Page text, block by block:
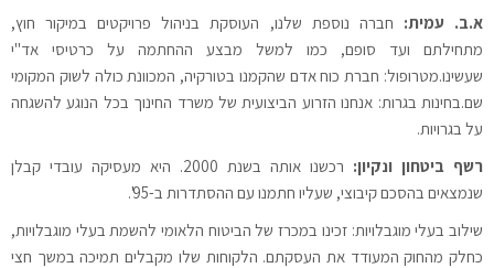
א.ב. עמית: חברה נוספת שלנו, העוסקת בניהול פרויקטים במיקור חוץ,
מתחילתם ועד סופם, כמו למשל מבצע ההחתמה על כרטיסי אד"י
שעשינו.מטרופול: חברת כוח אדם שהקמנו בטורקיה, המכוונת כולה לשוק המקומי
שם.בחינות בגרות: אנחנו הזרוע הביצועית של משרד החינוך בכל הנוגע להשגחה
על בגרויות.
רשף ביטחון ונקיון:
רכשנו אותה בשנת 2000. היא מעסיקה עובדי קבלן
שנמצאים בהסכם קיבוצי, שעליו חתמנו עם ההסתדרות ב-95'.
שילוב בעלי מוגבלויות: זכינו במכרז של הביטוח הלאומי להשמת בעלי מוגבלויות,
כחלק מהחוק המעודד את העסקתם. הלקוחות שלו מקבלים תמיכה במשך חצי